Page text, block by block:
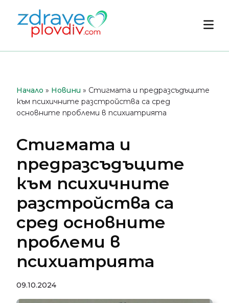
съдържанието
Начало » Новини » Стигмата и предразсъдъците
към психичните разстройства са сред
основните проблеми в психиатрията
Стигмата и
предразсъдъците
към психичните
разстройства са
сред основните
проблеми в
психиатрията
09.10.2024